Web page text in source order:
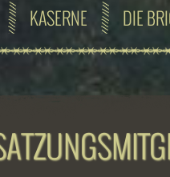
KASERNE DIE